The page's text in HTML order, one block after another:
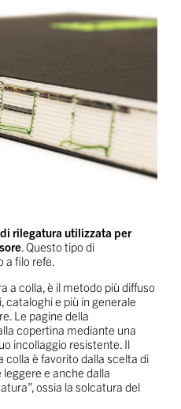
rilegatura utilizzata per
. Questo tipo di
filo refe.
a colla, è il metodo più diffuso
cataloghi e più in generale
Le pagine della
copertina mediante una
incollaggio resistente. Il
colla è favorito dalla scelta di
e anche dalla
ossia la solcatura del